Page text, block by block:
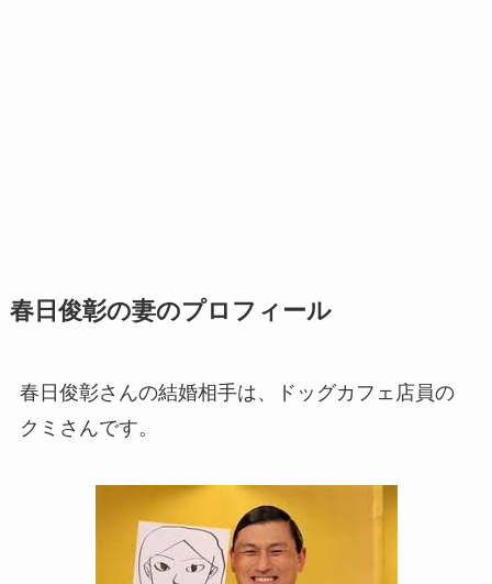
春日俊彰の妻のプロフィール
春日俊彰さんの結婚相手は、ドッグカフェ店員の
クミさんです。